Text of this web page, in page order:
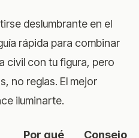
deslumbrante en el
rápida para combinar
civil con tu figura, pero
no reglas. El mejor
iluminarte.
Por qué Consejo